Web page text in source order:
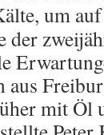
um
der
aus
mit Öl